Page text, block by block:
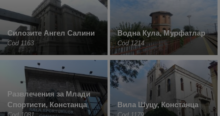
Силозите Ангел Салини
Cod 1163
Водна Кула, Мурфатлар
Cod 1214
Развлечения за Млади
Спортисти, Констанца
Вила Шуцу, Констанца